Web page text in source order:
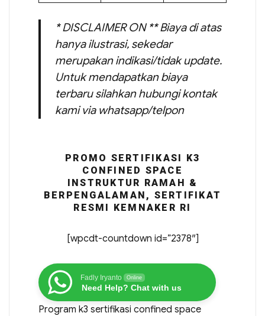
* DISCLAIMER ON ** Biaya di atas
hanya ilustrasi, sekedar
merupakan indikasi/tidak update.
Untuk mendapatkan biaya
terbaru silahkan hubungi kontak
kami via whatsapp/telpon
PROMO SERTIFIKASI K3
CONFINED SPACE
INSTRUKTUR RAMAH &
BERPENGALAMAN, SERTIFIKAT
RESMI KEMNAKER RI
[wpcdt-countdown id=”2378″]
Fadly Iryanto Online
Need Help? Chat with us
Program k3 sertifikasi confined space